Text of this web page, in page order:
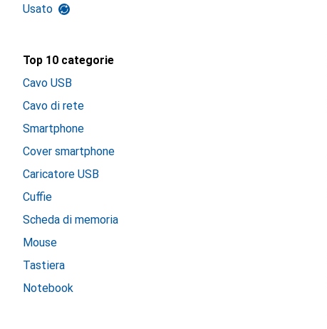
Usato
Top 10 categorie
Cavo USB
Cavo di rete
Smartphone
Cover smartphone
Caricatore USB
Cuffie
Scheda di memoria
Mouse
Tastiera
Notebook